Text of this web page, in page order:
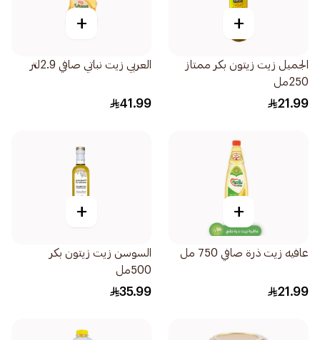
+
الجميل زيت زيتون بكر ممتاز
250مل
21.99
+
العربي زيت نباتي صافي 2.9لتر
41.99
+
عافيه زيت ذرة صافي 750 مل
21.99
+
السوسن زيت زيتون بكر
500مل
35.99